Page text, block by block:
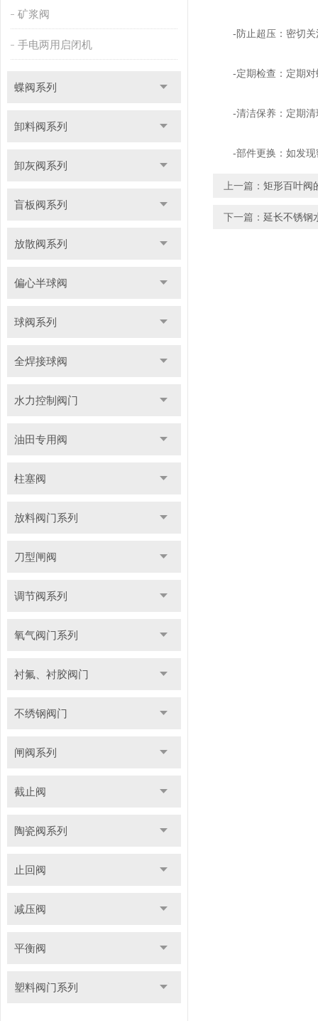
矿浆阀
手电两用启闭机
蝶阀系列
卸料阀系列
卸灰阀系列
盲板阀系列
放散阀系列
偏心半球阀
球阀系列
全焊接球阀
水力控制阀门
油田专用阀
柱塞阀
放料阀门系列
刀型闸阀
调节阀系列
氧气阀门系列
衬氟、衬胶阀门
不绣钢阀门
闸阀系列
截止阀
陶瓷阀系列
止回阀
减压阀
平衡阀
塑料阀门系列
-防止超压：密切关注
-定期检查：定期对
-清洁保养：定期清
-部件更换：如发现
上一篇： 矩形百叶阀
下一篇： 延长不锈钢